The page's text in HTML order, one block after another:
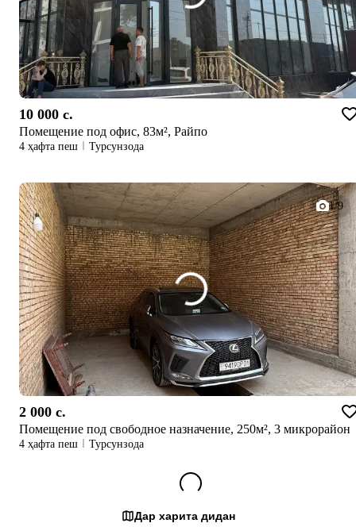
10 000 c.
Помещение под офис, 83м², Райпо
4 ҳафта пеш Турсунзода
1/9
2 000 c.
Помещение под свободное назначение, 250м², 3 микрорайон
4 ҳафта пеш Турсунзода
Дар харита дидан